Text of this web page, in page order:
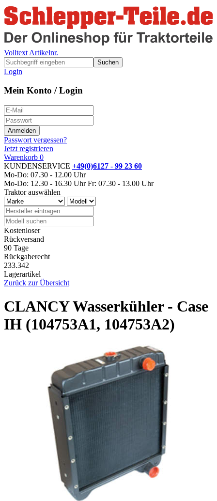
Volltext Artikelnr.
Suchen
Login
Mein Konto / Login
Passwort vergessen?
Jetzt registrieren
Warenkorb 0
KUNDENSERVICE +49(0)6127 - 99 23 60
Mo-Do: 07.30 - 12.00 Uhr
Mo-Do: 12.30 - 16.30 Uhr Fr: 07.30 - 13.00 Uhr
Traktor auswählen
Kostenloser
Rückversand
90 Tage
Rückgaberecht
233.342
Lagerartikel
Zurück zur Übersicht
CLANCY Wasserkühler - Case
IH (104753A1, 104753A2)